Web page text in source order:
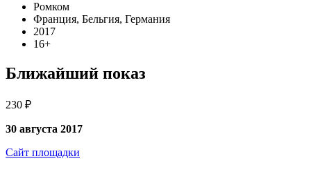
Ромком
Франция, Бельгия, Германия
2017
16+
Ближайший показ
230 ₽
30 августа 2017
Сайт площадки